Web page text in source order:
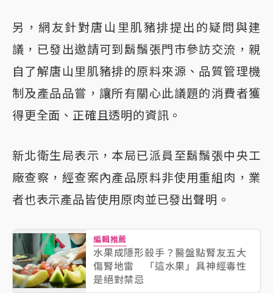
另，網友針對唐山里肌豬排提出的疑問與建
議，已發出邀請可到鬍鬚張門市參訪交流，親
自了解唐山里肌豬排的原料來源、品質管理機
制及產品品嘗，讓所有關心此議題的消費者獲
得更全面、正確且透明的資訊。
新北衛生局表示，本局已派員至鬍鬚張中央工
廠查察，經查案內產品原料非使用重組肉，業
者也表示產品皆使用原肉並已發出聲明。
編輯推薦
水果成隱形殺手？醫盤點腎友五大
傷腎地雷 「這水果」具神經毒性
是絕對禁忌